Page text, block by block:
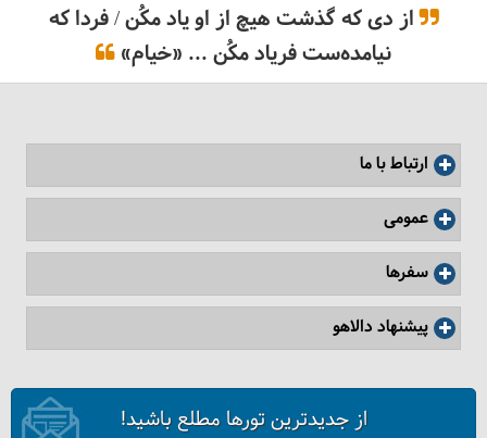
از دی که گذشت هیچ از او یاد مکُن / فردا که
نیامده‌ست فریاد مکُن ... «خیام»
ارتباط با ما
عمومی
سفرها
پیشنهاد دالاهو
از جدیدترین تورها مطلع باشید!